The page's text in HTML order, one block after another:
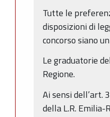
Tutte le
disposizioni di
concorso siano
Le graduatorie
Regione.
Ai sensi dell’art.
della L.R.